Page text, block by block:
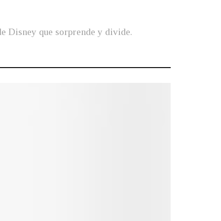
Disney que sorprende y divide.